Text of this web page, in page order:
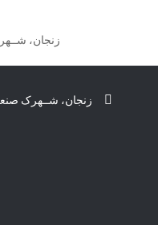
زنجان، شــهرک صنعتی
زنجان، شــهرک صنعتی شــماره1،